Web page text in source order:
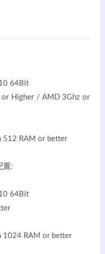
64Bit
Higher / AMD 3Ghz or
512 RAM or better
置:
64Bit
1024 RAM or better